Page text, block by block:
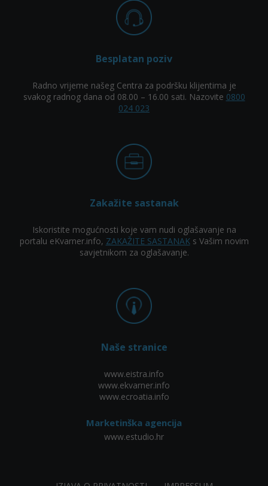
Besplatan poziv
Radno vrijeme našeg Centra za podršku klijentima je
svakog radnog dana od 08.00 – 16.00 sati. Nazovite 0800
024 023
Zakažite sastanak
Iskoristite mogućnosti koje vam nudi oglašavanje na
portalu eKvarner.info, ZAKAŽITE SASTANAKs Vašim novim
savjetnikom za oglašavanje.
Naše stranice
www.eistra.info
www.ekvarner.info
www.ecroatia.info
Marketinška agencija
www.estudio.hr